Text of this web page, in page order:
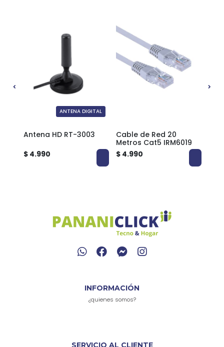
ANTENA DIGITAL
Antena HD RT-3003
$ 4.990
Cable de Red 20
Metros Cat5 IRM6019
$ 4.990
INFORMACIÓN
¿quienes somos?
SERVICIO AL CLIENTE